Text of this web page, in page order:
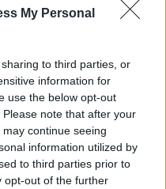
My Personal
to third parties, or
information for
use the below opt-out
note that after your
continue seeing
information utilized by
to third parties prior to
opt-out of the further
σε πλήρη
τα στοιχεία,
το τζιν
εσώρουχό της.
οι αστυνομικοί